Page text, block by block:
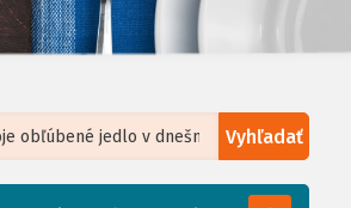
Vyhľadať
, Tiles courtesy ofHumanitarian OpenStreetMap